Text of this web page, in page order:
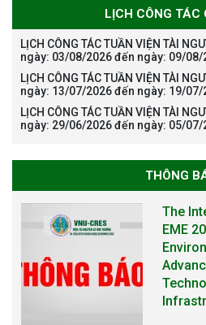
LỊCH CÔNG TÁC
LỊCH CÔNG TÁC TUẦN VIỆN TÀI
ngày: 03/08/2026 đến ngày: 09/08/
LỊCH CÔNG TÁC TUẦN VIỆN TÀI
ngày: 13/07/2026 đến ngày: 19/07/
LỊCH CÔNG TÁC TUẦN VIỆN TÀI
ngày: 29/06/2026 đến ngày: 05/07/
THÔNG
The
EME